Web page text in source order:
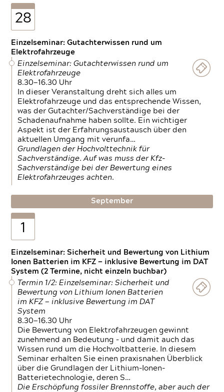
28
Einzelseminar: Gutachterwissen rund um
Elektrofahrzeuge
Einzelseminar: Gutachterwissen rund um
Elektrofahrzeuge
8.30—16.30 Uhr
In dieser Veranstaltung dreht sich alles um
Elektrofahrzeuge und das entsprechende Wissen,
was der Gutachter/Sachverständige bei der
Schadenaufnahme haben sollte. Ein wichtiger
Aspekt ist der Erfahrungsaustausch über den
aktuellen Umgang mit verunfa…
Grundlagen der Hochvolttechnik für
Sachverständige. Auf was muss der Kfz-
Sachverständige bei der Bewertung eines
Elektrofahrzeuges achten.
September
1
Einzelseminar: Sicherheit und Bewertung von Lithium
Ionen Batterien im KFZ — inklusive Bewertung im DAT
System (2 Termine, nicht einzeln buchbar)
Termin 1/2: Einzelseminar: Sicherheit und
Bewertung von Lithium Ionen Batterien
im KFZ — inklusive Bewertung im DAT
System
8.30—16.30 Uhr
Die Bewertung von Elektrofahrzeugen gewinnt
zunehmend an Bedeutung – und damit auch das
Wissen rund um die Hochvoltbatterie. In diesem
Seminar erhalten Sie einen praxisnahen Überblick
über die Grundlagen der Lithium-Ionen-
Batterietechnologie, deren S…
Die Erschöpfung fossiler Brennstoffe, aber auch der